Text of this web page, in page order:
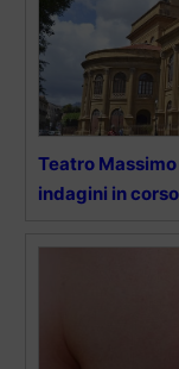
Teatro
indagini in corso